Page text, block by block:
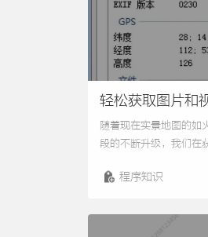
轻松获取图片和
a篇
随着现在实景地图的如
段的不断升级，我们在
关数据的处理，比如
记录GPS信息，拍照的
程序知识